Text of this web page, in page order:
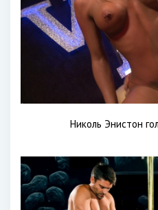
Николь Энистон